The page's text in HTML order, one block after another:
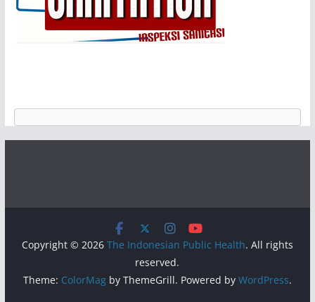
Copyright © 2026 The Indonesian Public Health. All rights
reserved.
Theme: ColorMagby ThemeGrill. Powered by WordPress.